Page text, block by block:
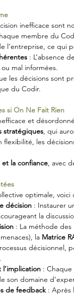
inefficace sont
membre du
l’entreprise, ce
: L’absence
mal informées.
les décisions sont
du Codir.
si On Ne Fait Rien
et
stratégiques, qui
flexibilité, les
la confiance, avec
optimale,
décision : Instaurer
la
: La méthode des
la Matrice
:
son domaine
de feedback : Après